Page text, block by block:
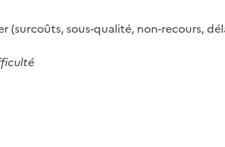
sous-qualité, non-recours,